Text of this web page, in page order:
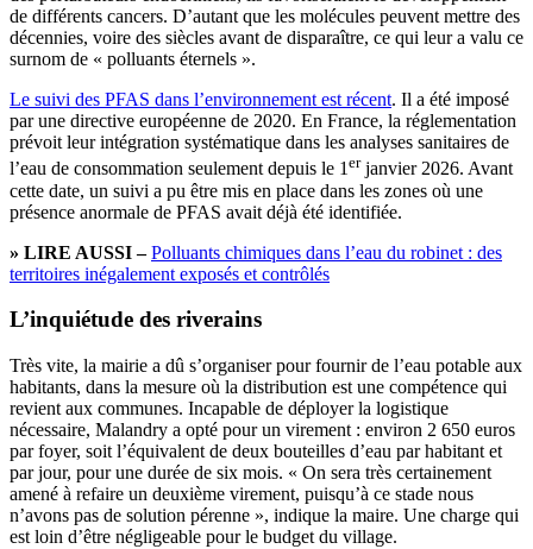
de différents cancers. D’autant que les molécules peuvent mettre des
décennies, voire des siècles avant de disparaître, ce qui leur a valu ce
surnom de « polluants éternels ».
Le suivi des PFAS dans l’environnement est récent. Il a été imposé
par une directive européenne de 2020. En France, la réglementation
prévoit leur intégration systématique dans les analyses sanitaires de
l’eau de consommation seulement depuis le 1erjanvier 2026. Avant
cette date, un suivi a pu être mis en place dans les zones où une
présence anormale de PFAS avait déjà été identifiée.
» LIRE AUSSI – Polluants chimiques dans l’eau du robinet : des
territoires inégalement exposés et contrôlés
L’inquiétude des riverains
Très vite, la mairie a dû s’organiser pour fournir de l’eau potable aux
habitants, dans la mesure où la distribution est une compétence qui
revient aux communes. Incapable de déployer la logistique
nécessaire, Malandry a opté pour un virement : environ 2 650 euros
par foyer, soit l’équivalent de deux bouteilles d’eau par habitant et
par jour, pour une durée de six mois. « On sera très certainement
amené à refaire un deuxième virement, puisqu’à ce stade nous
n’avons pas de solution pérenne », indique la maire. Une charge qui
est loin d’être négligeable pour le budget du village.